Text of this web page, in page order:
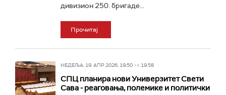
дивизион 250. бригаде...
Прочитај
НЕДЕЉА, 19. АПР 2026, 19:50 -> 19:58
СПЦ планира нови Универзитет Свети
Сава - реаговања, полемике и политички